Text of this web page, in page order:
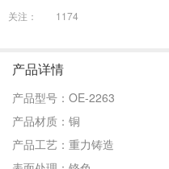
关注：
1174
产品详情
产品型号：OE-2263
产品材质：铜
产品工艺：重力铸造